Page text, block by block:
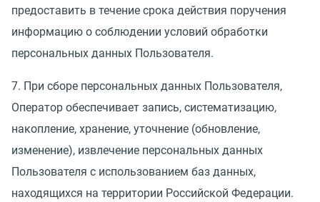
предоставить в течение срока действия поручения
информацию о соблюдении условий обработки
персональных данных Пользователя.
7. При сборе персональных данных Пользователя,
Оператор обеспечивает запись, систематизацию,
накопление, хранение, уточнение (обновление,
изменение), извлечение персональных данных
Пользователя с использованием баз данных,
находящихся на территории Российской Федерации.